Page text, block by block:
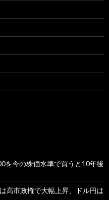
を今の株価水準で買うと10年後
高市政権で大幅上昇、ドル円は